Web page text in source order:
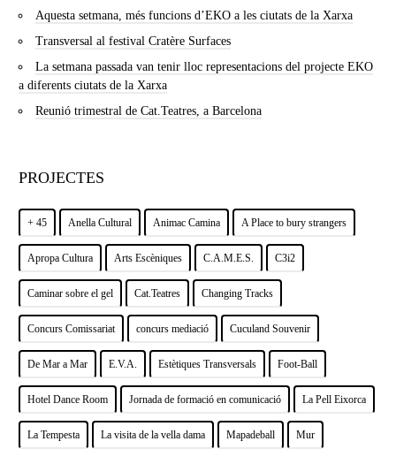
Aquesta setmana, més funcions d’EKO a les ciutats de la Xarxa
Transversal al festival Cratère Surfaces
La setmana passada van tenir lloc representacions del projecte EKO
a diferents ciutats de la Xarxa
Reunió trimestral de Cat.Teatres, a Barcelona
PROJECTES
+ 45 Anella Cultural Animac Camina A Place to bury strangers
Apropa Cultura Arts Escèniques C.A.M.E.S. C3i2
Caminar sobre el gel Cat.Teatres Changing Tracks
Concurs Comissariat concurs mediació Cuculand Souvenir
De Mar a Mar E.V.A. Estètiques Transversals Foot-Ball
Hotel Dance Room Jornada de formació en comunicació La Pell Eixorca
La Tempesta La visita de la vella dama Mapadeball Mur